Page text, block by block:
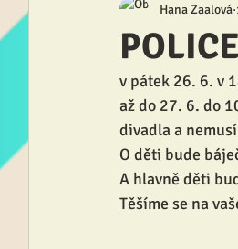
Hana Zaalová
v pátek 26. 6. v
až do 27. 6. do
divadla a
O děti bude
A hlavně děti
Těšíme se na